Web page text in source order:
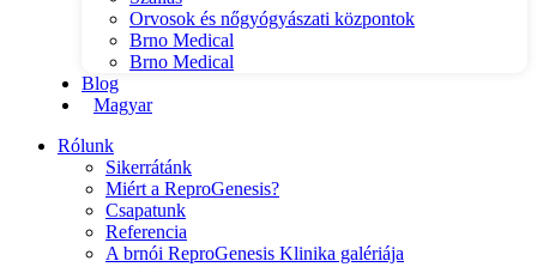
Orvosok és nőgyógyászati központok
Brno Medical
Brno Medical
Blog
Magyar
Rólunk
Sikerrátánk
Miért a ReproGenesis?
Csapatunk
Referencia
A brnói ReproGenesis Klinika galériája